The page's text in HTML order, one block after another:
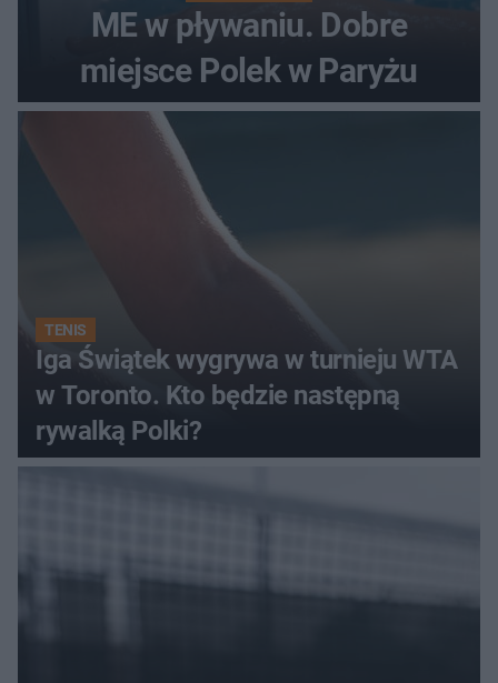
ME w pływaniu. Dobre
miejsce Polek w Paryżu
TENIS
Iga Świątek wygrywa w turnieju WTA
w Toronto. Kto będzie następną
rywalką Polki?